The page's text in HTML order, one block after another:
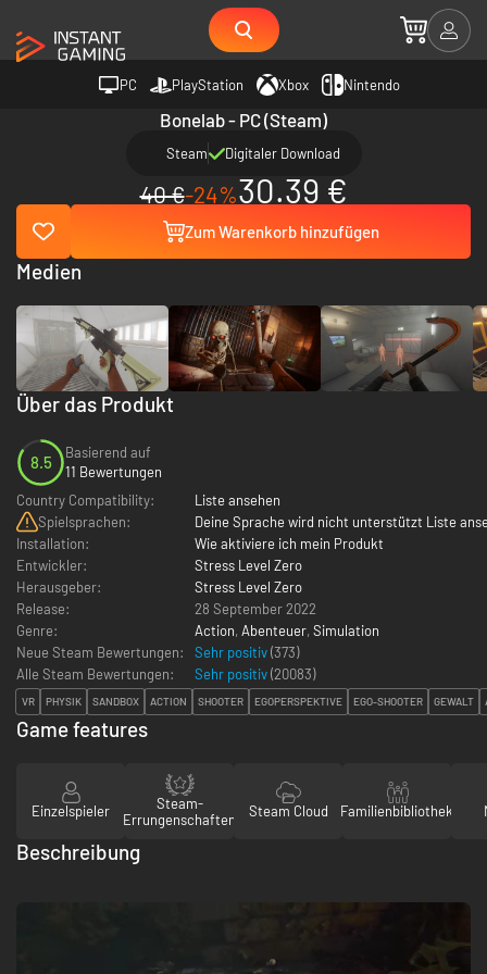
PC PlayStation Xbox Nintendo
Bonelab - PC (Steam)
Steam Digitaler Download
40 €-24%30.39 €
Zum Warenkorb hinzufügen
Über das Produkt
8.5
Basierend auf
11 Bewertungen
Country Compatibility:
Liste ansehen
Spielsprachen:
Deine Sprache wird nicht unterstützt Liste
Installation:
Wie aktiviere ich mein Produkt
Entwickler:
Stress Level Zero
Herausgeber:
Stress Level Zero
Release:
28 September 2022
Genre:
Action, Abenteuer, Simulation
Neue Steam Bewertungen:
Sehr positiv(373)
Alle Steam Bewertungen:
Sehr positiv(20083)
VR PHYSIK SANDBOX ACTION SHOOTER EGOPERSPEKTIVE EGO-SHOOTER GEWALT
Medien
Game features
Einzelspieler
Steam-
Errungenschaften
Steam Cloud Familienbibliothek
Beschreibung